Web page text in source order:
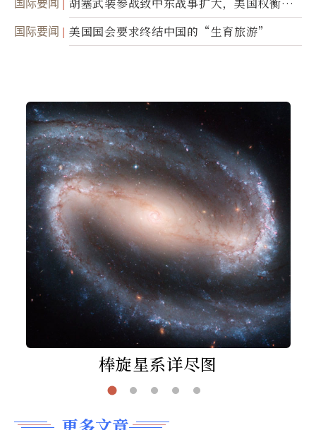
国际要闻
胡塞武装参战致中东战事扩大，美国权衡地
面入侵的可能性
国际要闻 美国国会要求终结中国的“生育旅游”
棒旋星系详尽图